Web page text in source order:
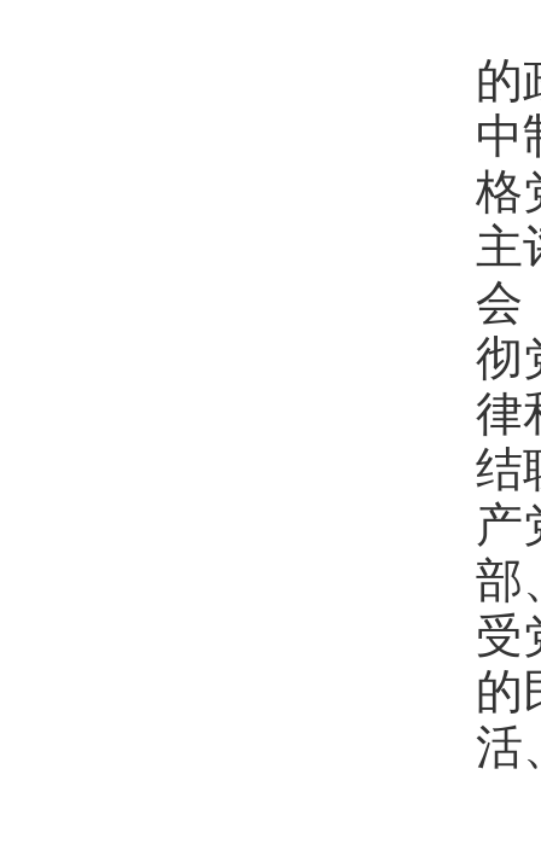
的
中
格
主
会
彻
律
结
产
部
受
的
活